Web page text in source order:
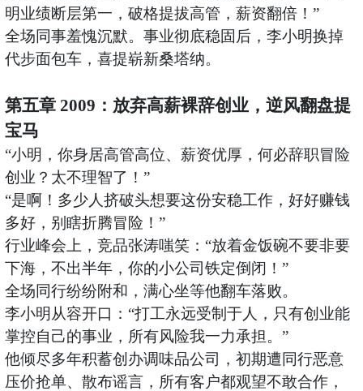
明业绩断层第一，破格提拔高管，薪资翻倍！”
全场同事羞愧沉默。事业彻底稳固后，李小明换掉
代步面包车，喜提崭新桑塔纳。
第五章 2009：放弃高薪裸辞创业，逆风翻盘提
宝马
“小明，你身居高管高位、薪资优厚，何必辞职冒险
创业？太不理智了！”
“是啊！多少人挤破头想要这份安稳工作，好好赚钱
多好，别瞎折腾冒险！”
行业峰会上，竞品张涛嗤笑： “放着金饭碗不要非要
下海，不出半年，你的小公司铁定倒闭！”
全场同行纷纷附和，满心坐等他翻车落败。
李小明从容开口： “打工永远受制于人，只有创业能
掌控自己的事业，所有风险我一力承担。”
他倾尽多年积蓄创办调味品公司，初期遭同行恶意
压价抢单、散布谣言，所有客户都观望不敢合作，